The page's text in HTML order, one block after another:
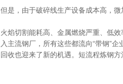
但是，由于破碎线生产设备成本高，
火焰切割能耗高、金属燃烧严重、低
入主流钢厂，所有这些都流向“带钢”
回收也迎来了新的机遇。短流程炼钢